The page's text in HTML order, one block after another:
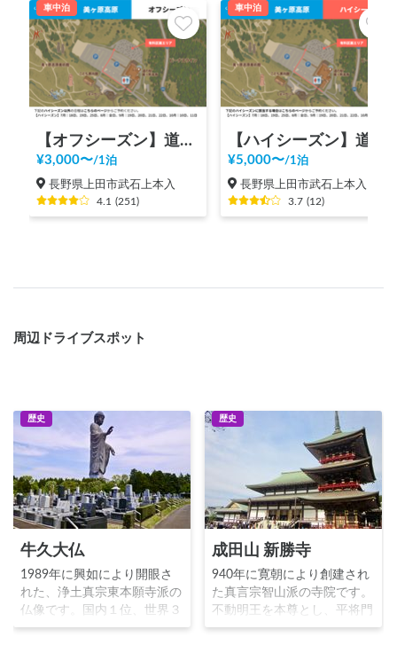
車中泊
【オフシーズン】道の駅 美ヶ原高原
¥3,000〜/1泊
長野県上田市武石上本入
4.1 (251)
車中泊
¥5,000〜/1泊
長野県上田市武石上本入
3.7 (12)
周辺ドライブスポット
歴史
牛久大仏
1989年に興如により開眼さ
れた、浄土真宗東本願寺派の
仏像です。国内１位、世界３
位の120mの高さを誇り、ギ
歴史
成田山 新勝寺
940年に寛朝により創建され
た真言宗智山派の寺院です。
不動明王を本尊とし、平将門
の乱を鎮めることを望んだ朝